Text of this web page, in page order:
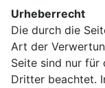
Urheberrecht
Die durch die
Art der
Seite sind nur für
Dritter beachtet.